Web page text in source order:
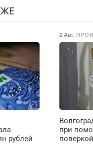
рублей
2 Авг,
при